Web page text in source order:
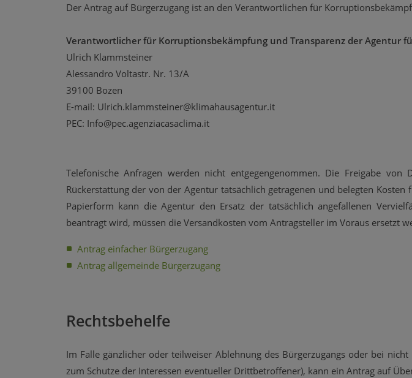
Der Antrag auf Bürgerzugang ist an den Verantwortlichen für
Verantwortlicher für Korruptionsbekämpfung und Transparenz der Agentur
Ulrich Klammsteiner
Alessandro Voltastr. Nr. 13/A
39100 Bozen
E-mail: Ulrich.klammsteiner@klimahausagentur.it
PEC: Info@pec.agenziacasaclima.it
Telefonische Anfragen werden nicht entgegengenommen. Die Freigabe
Rückerstattung der von der Agentur tatsächlich getragenen und belegten
Papierform kann die Agentur den Ersatz der tatsächlich angefallenen
beantragt wird, müssen die Versandkosten vom Antragsteller im Voraus ersetzt
Antrag einfacher Bürgerzugang
​Antrag allgemeinde Bürgerzugang
Rechtsbehelfe
Im Falle gänzlicher oder teilweiser Ablehnung des Bürgerzugangs oder bei
zum Schutze der Interessen eventueller Drittbetroffener), kann ein Antrag auf